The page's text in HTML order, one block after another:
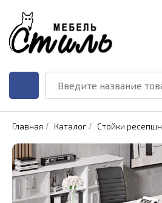
Главная / Каталог / Стойки ресепшн